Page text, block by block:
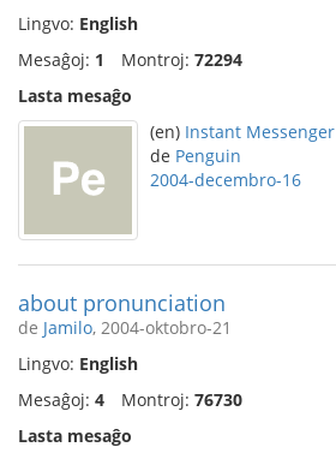
Lingvo: English
Mesaĝoj: 1 Montroj: 72294
Lasta mesaĝo
(en) Instant Messenger
de Penguin
2004-decembro-16
about pronunciation
de Jamilo, 2004-oktobro-21
Lingvo: English
Mesaĝoj: 4 Montroj: 76730
Lasta mesaĝo